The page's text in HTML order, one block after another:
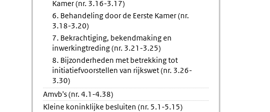
Kamer (nr. 3.16-3.17)
6. Behandeling door de Eerste Kamer (nr.
3.18-3.20)
7. Bekrachtiging, bekendmaking en
inwerkingtreding (nr. 3.21-3.25)
8. Bijzonderheden met betrekking tot
initiatiefvoorstellen van rijkswet (nr. 3.26-
3.30)
Amvb's (nr. 4.1-4.38)
Kleine koninklijke besluiten (nr. 5.1-5.15)